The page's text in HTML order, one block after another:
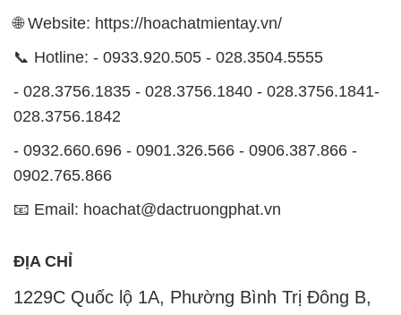
🌐 Website: https://hoachatmientay.vn/
📞 Hotline: - 0933.920.505 - 028.3504.5555
- 028.3756.1835 - 028.3756.1840 - 028.3756.1841-
028.3756.1842
- 0932.660.696 - 0901.326.566 - 0906.387.866 -
0902.765.866
📧 Email: hoachat@dactruongphat.vn
ĐỊA CHỈ
1229C Quốc lộ 1A, Phường Bình Trị Đông B,